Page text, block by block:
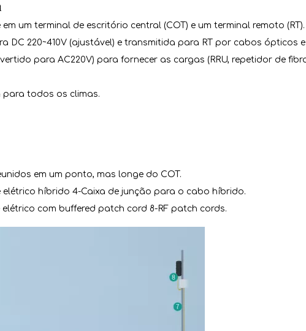
um terminal de escritório central (COT) e um terminal remoto (RT).
DC 220~410V (ajustável) e transmitida para RT por cabos ópticos
para AC220V) para fornecer as cargas (RRU, repetidor de
para todos os climas.
em um ponto, mas longe do COT.
híbrido 4-Caixa de junção para o cabo híbrido.
com buffered patch cord 8-RF patch cords.